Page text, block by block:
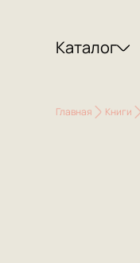
Каталог
Главная Книги